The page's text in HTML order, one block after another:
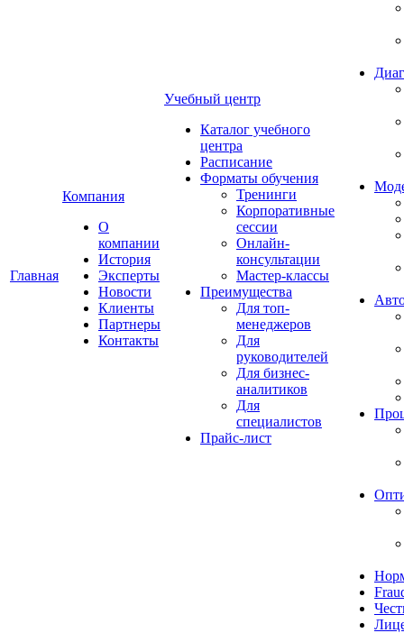
Главная
Компания
О
компании
История
Эксперты
Новости
Клиенты
Партнеры
Контакты
Учебный центр
Каталог учебного
центра
Расписание
Форматы обучения
Тренинги
Корпоративные
сессии
Онлайн-
консультации
Мастер-классы
Преимущества
Для топ-
менеджеров
Для
руководителей
Для бизнес-
аналитиков
Для
специалистов
Прайс-лист